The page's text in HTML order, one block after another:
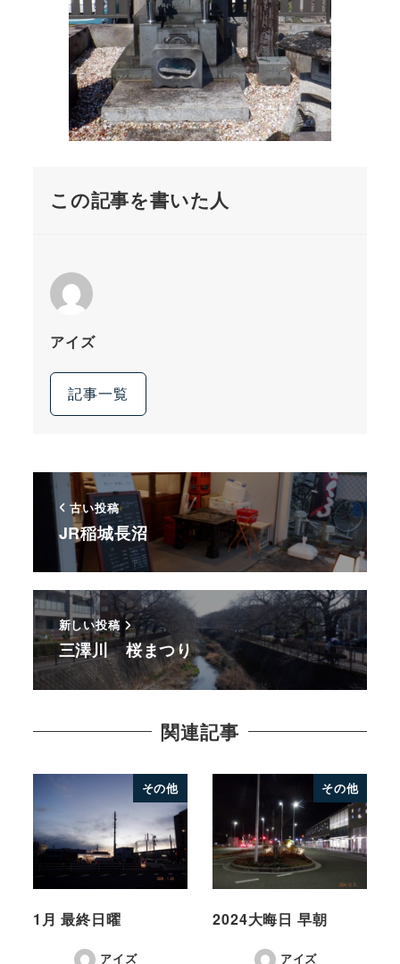
この記事を書いた人
アイズ
記事一覧
古い投稿
JR稲城長沼
新しい投稿
三澤川 桜まつり
関連記事
その他
1月 最終日曜
アイズ
その他
2024大晦日 早朝
アイズ